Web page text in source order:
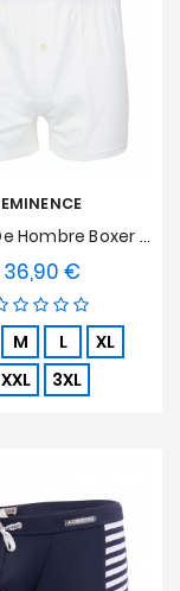
EMINENCE
Shorts De Hombre Boxer Luxor
36,90 €Precio
M L
XL
XXL
3XL